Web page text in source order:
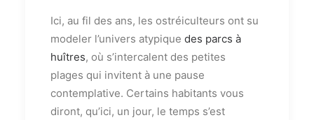
Ici, au fil des ans, les ostréiculteurs ont su
modeler l’univers atypique des parcs à
huîtres, où s’intercalent des petites
plages qui invitent à une pause
contemplative. Certains habitants vous
diront, qu’ici, un jour, le temps s’est